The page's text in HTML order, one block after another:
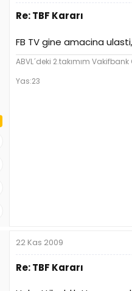
Re: TBF Kararı
FB TV gine amacina
ABVL´deki 2.takımım
Yas:23
22 Kas 2009
Re: TBF Kararı